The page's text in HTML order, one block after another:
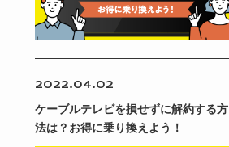
2022.04.02
ケーブルテレビを損せずに解約する方
法は？お得に乗り換えよう！